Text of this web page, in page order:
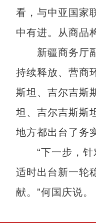
看，与中亚国家
中有进。从商品
新疆商务厅副
持续释放、营商
斯坦、吉尔吉斯
坦、吉尔吉斯斯
地方都出台了务
“下一步，针对
适时出台新一轮
献。”何国庆说。